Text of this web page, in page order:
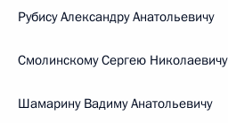
Рубису Александру Анатольевичу
Смолинскому Сергею Николаевичу
Шамарину Вадиму Анатольевичу